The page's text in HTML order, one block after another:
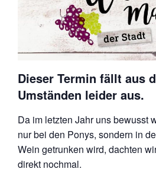
Dieser Termin fällt aus
Umständen leider aus.
Da im letzten Jahr uns bewusst
nur bei den Ponys, sondern in
Wein getrunken wird, dachten
direkt nochmal.